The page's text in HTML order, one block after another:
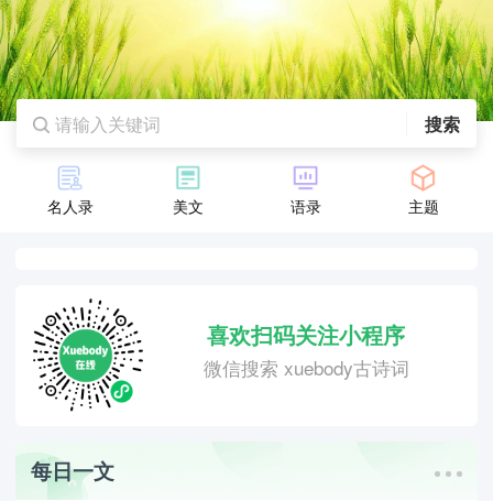
搜索
名人录 美文 语录 主题
喜欢扫码关注小程序
微信搜索 xuebody古诗词
每日一文